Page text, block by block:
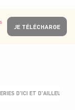
JE TÉLÉCHARGE
D'ICI ET D'AILLEURS